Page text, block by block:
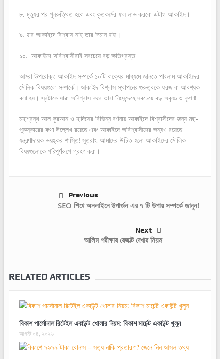
৮. মৃত্যুর পর পুনরুত্থিত হবো এবং কৃতকর্মের ফল লাভ করবো এটাও আকাইদ।
৯. যার আকাইদে বিশ্বাস নাই তার ঈমান নাই।
১০. আকাইদে অবিশ্বাসীরাই সবচেয়ে বড় ক্ষতিগ্রস্ত।
আমরা উপরোক্ত আকাইদ সম্পর্কে ১০টি বাক্যের মাধ্যমে জানতে পারলাম আকাইদের
মৌলিক বিষয়গুলো সম্পর্কে। আকাইদ বিশ্বাস স্থাপনের গুরুত্বকে ফরজ বা আবশ্যক
বলা হয়। স্রষ্টাকে যারা অবিশ্বাস করে তারা নিঃসন্দেহে সবচেয়ে বড় অকৃজ্ঞ ও কৃপণ!
মহাগ্রন্থ আল কুরআন ও হাদিসের বিভিন্ন বর্ণনায় আকাইদে বিশ্বাসীদের জন্য মহা-
পুরুস্কারের কথা উল্লেখ রয়েছে এবং আকাইদে অবিশ্বাসীদের জন্যও রয়েছে
যন্ত্রণাদায়ক ভয়ঙ্কর শাস্তি! সুতরাং, আমাদের উচিত হলো আকাইদের মৌলিক
বিষয়গুলোকে পরিপূর্ণরূপে গ্রহণ করা।
Previous
SEO শিখে অনলাইনে উপার্জন এর ৭ টি উপায় সম্পর্কে জানুন!
Next
আলিম পরীক্ষার রেজাল্ট দেখার নিয়ম
RELATED ARTICLES
বিকাশ পার্সোনাল রিটেইল একাউন্ট খোলার নিয়ম: বিকাশ মার্চেন্ট একাউন্ট খুলুন
আগস্ট ০৪, ২০২৬